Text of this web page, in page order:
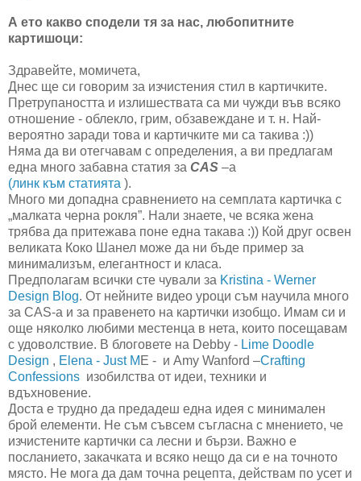
А ето какво сподели тя за нас, любопитните
картишоци:
Здравейте, момичета,
Днес ще си говорим за изчистения стил в картичките.
Претрупаността и излишествата са ми чужди във всяко
отношение - облекло, грим, обзавеждане и т. н. Най-
вероятно заради това и картичките ми са такива :))
Няма да ви отегчавам с определения, а ви предлагам
една много забавна статия за CAS –а
(линк към статията ).
Много ми допадна сравнението на семплата картичка с
„малката черна рокля”. Нали знаете, че всяка жена
трябва да притежава поне една такава :)) Кой друг освен
великата Коко Шанел може да ни бъде пример за
минимализъм, елегантност и класа.
Предполагам всички сте чували за Kristina - Werner
Design Blog. От нейните видео уроци съм научила много
за CAS-а и за правенето на картички изобщо. Имам си и
още няколко любими местенца в нета, които посещавам
с удоволствие. В блоговете на Debby - Lime Doodle
Design , Elena - Just M E - и Amy Wanford –Crafting
Confessions изобилства от идеи, техники и
вдъхновение.
Доста е трудно да предадеш една идея с минимален
брой елементи. Не съм съвсем съгласна с мнението, че
изчистените картички са лесни и бързи. Важно е
посланието, закачката и всяко нещо да си е на точното
място. Не мога да дам точна рецепта, действам по усет и